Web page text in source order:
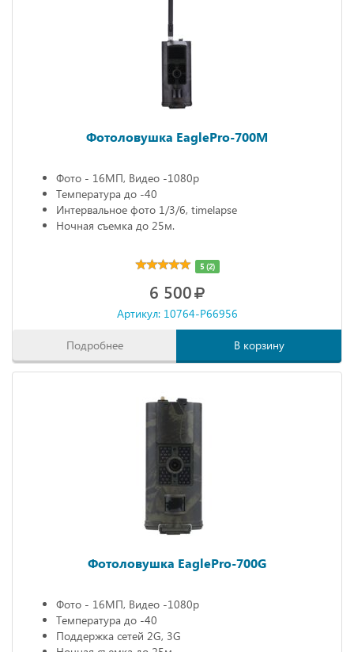
Фотоловушка EaglePro-700M
Фото - 16МП, Видео -1080р
Температура до -40
Интервальное фото 1/3/6, timelapse
Ночная съемка до 25м.
5 (2)
6 500
Артикул: 10764-P66956
Подробнее В корзину
Фотоловушка EaglePro-700G
Фото - 16МП, Видео -1080р
Температура до -40
Поддержка сетей 2G, 3G